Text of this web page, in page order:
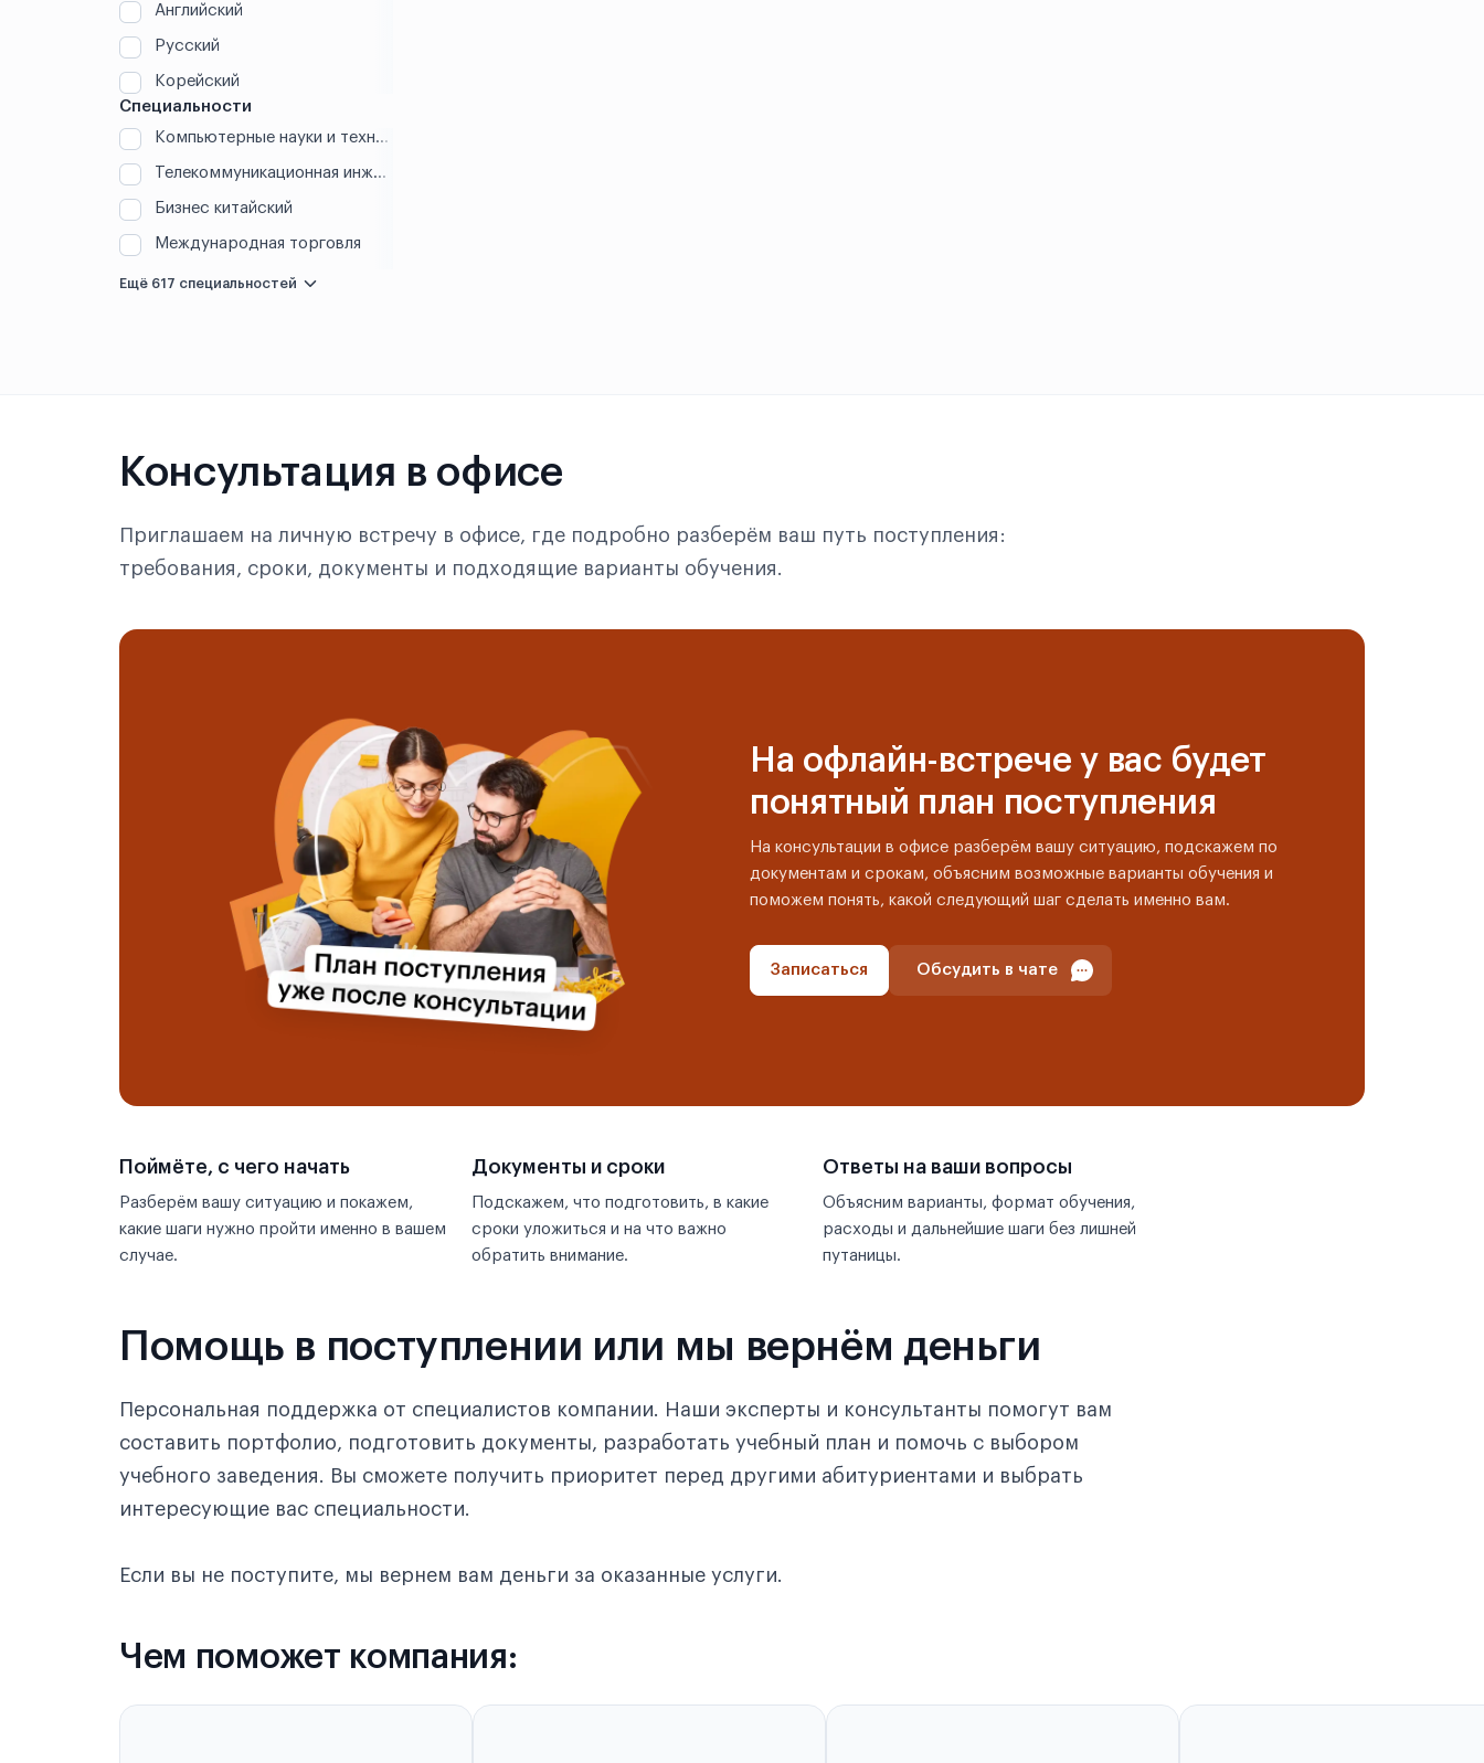
Куньмин
Куньшань
Ланьчжоу
Лохэ
Лоян
Наньчан
Наньчун
Нинбо
Суйчжоу
Сянтань
Тайюань
Тяньцзинь
Ухань
Уху
Фошань
Английский
Русский
Корейский
Специальности
Компьютерные науки и технологии (IT)
Телекоммуникационная инженерия
Бизнес китайский
Международная торговля
Ещё 617 специальностей
Консультация в офисе
Приглашаем на личную встречу в офисе, где подробно разберём ваш путь поступления:
требования, сроки, документы и подходящие варианты обучения.
На офлайн-встрече у вас будет
понятный план поступления
На консультации в офисе разберём вашу ситуацию, подскажем по
документам и срокам, объясним возможные варианты обучения и
поможем понять, какой следующий шаг сделать именно вам.
Записаться Обсудить в чате
Поймёте, с чего начать
Разберём вашу ситуацию и покажем,
какие шаги нужно пройти именно в вашем
случае.
Документы и сроки
Подскажем, что подготовить, в какие
сроки уложиться и на что важно
обратить внимание.
Ответы на ваши вопросы
Объясним варианты, формат обучения,
расходы и дальнейшие шаги без лишней
путаницы.
Помощь в поступлении или мы вернём деньги
Персональная поддержка от специалистов компании. Наши эксперты и консультанты помогут вам
составить портфолио, подготовить документы, разработать учебный план и помочь с выбором
учебного заведения. Вы сможете получить приоритет перед другими абитуриентами и выбрать
интересующие вас специальности.
Если вы не поступите, мы вернем вам деньги за оказанные услуги.
Чем поможет компания: